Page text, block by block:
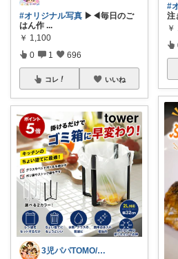
#オリジナル写真 ▶︎◀︎毎日のご
はん作 ...
￥ 1,100
0 1 696
コレ いいね
3児パパTOMO/暮らしが整う
#
注
￥